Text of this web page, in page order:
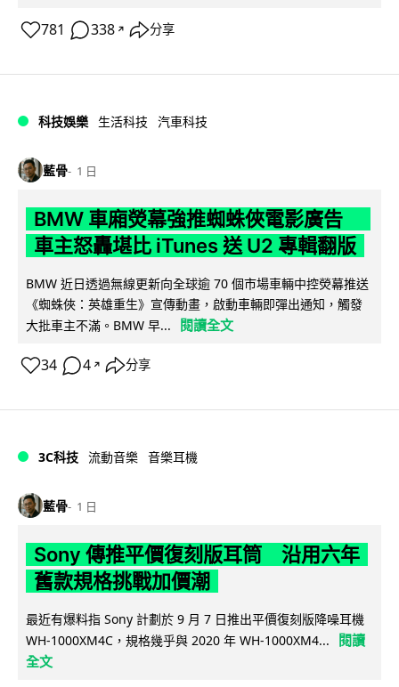
781 338 ↗ 分享
科技娛樂 生活科技 汽車科技
藍骨 1 日
BMW 車廂熒幕強推蜘蛛俠電影廣告
車主怒轟堪比 iTunes 送 U2 專輯翻版
BMW 近日透過無線更新向全球逾 70 個市場車輛中控熒幕推送
《蜘蛛俠：英雄重生》宣傳動畫，啟動車輛即彈出通知，觸發
大批車主不滿。BMW 早...
閱讀全文
34 4 ↗ 分享
3C科技 流動音樂 音樂耳機
藍骨 1 日
Sony 傳推平價復刻版耳筒 沿用六年
舊款規格挑戰加價潮
最近有爆料指 Sony 計劃於 9 月 7 日推出平價復刻版降噪耳機
WH-1000XM4C，規格幾乎與 2020 年 WH-1000XM4...
閱讀
全文